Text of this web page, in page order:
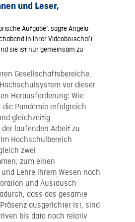
und Leser,
Aufgabe”, sagte Angela
in ihrer Videobotschaft
sie ist nur gemeinsam zu
Gesellschaftsbereiche,
vor dieser
Herausforderung: Wie
Pandemie erfolgreich
gleichzeitig
laufenden Arbeit zu
Hochschulbereich
zwei
zum einen
Lehre ihrem Wesen nach
und Austausch
, dass das gesamte
Präsenz ausgerichtet ist, sind
bis dato noch relativ